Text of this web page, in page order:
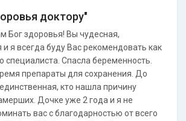
доктору"
Бог здоровья! Вы чудесная,
я всегда буду Вас рекомендовать как
специалиста. Спасла беременность.
препараты для сохранения. До
кто нашла причину
Дочке уже 2 года и я не
вас с благодарностью от всего